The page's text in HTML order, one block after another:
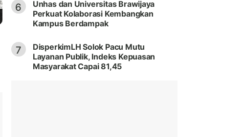
6
Unhas dan Universitas Brawijaya
Perkuat Kolaborasi Kembangkan
Kampus Berdampak
7
DisperkimLH Solok Pacu Mutu
Layanan Publik, Indeks Kepuasan
Masyarakat Capai 81,45